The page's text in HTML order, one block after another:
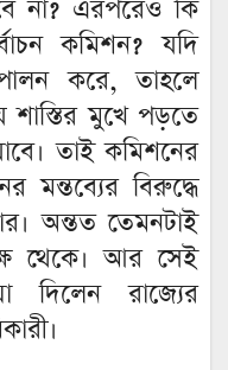
না? এরপরেও কি
কমিশন? যদি
করে, তাহলে
শাস্তির মুখে পড়তে
তাই কমিশনের
মন্তব্যের বিরুদ্ধে
অন্তত তেমনটাই
থেকে। আর সেই
দিলেন রাজ্যের